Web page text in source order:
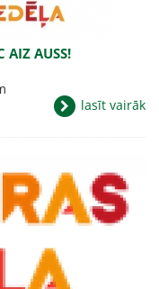
AIZ AUSS!
lasīt vairāk